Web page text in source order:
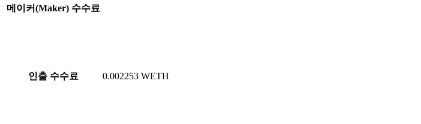
메이커(Maker) 수수료
인출 수수료 0.002253 WETH